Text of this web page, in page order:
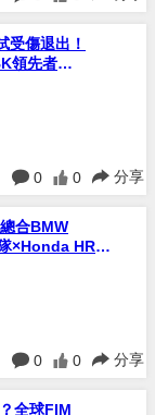
受傷退出！
領先者
0 0 分享
合BMW
×Honda HRC
0 0 分享
全球FIM